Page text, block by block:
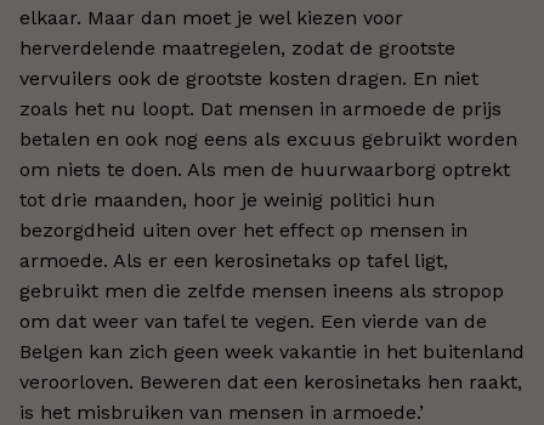
elkaar. Maar dan moet je wel kiezen voor
herverdelende maatregelen, zodat de grootste
vervuilers ook de grootste kosten dragen. En niet
zoals het nu loopt. Dat mensen in armoede de prijs
betalen en ook nog eens als excuus gebruikt worden
om niets te doen. Als men de huurwaarborg optrekt
tot drie maanden, hoor je weinig politici hun
bezorgdheid uiten over het effect op mensen in
armoede. Als er een kerosinetaks op tafel ligt,
gebruikt men die zelfde mensen ineens als stropop
om dat weer van tafel te vegen. Een vierde van de
Belgen kan zich geen week vakantie in het buitenland
veroorloven. Beweren dat een kerosinetaks hen raakt,
is het misbruiken van mensen in armoede.’